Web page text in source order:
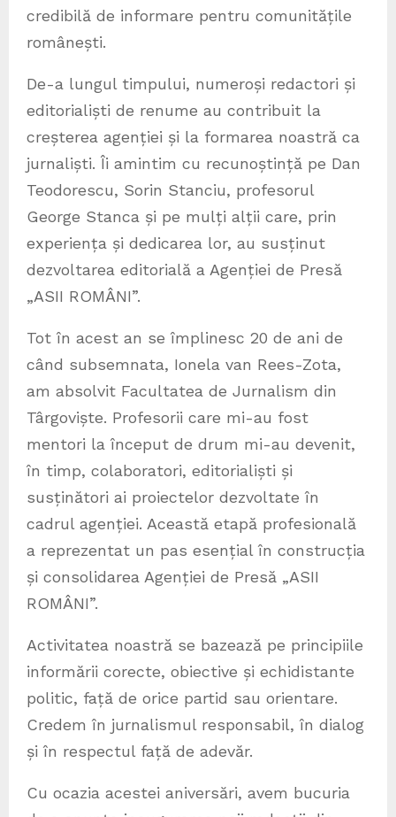
credibilă de informare pentru comunitățile
românești.
De-a lungul timpului, numeroși redactori și
editorialiști de renume au contribuit la
creșterea agenției și la formarea noastră ca
jurnaliști. Îi amintim cu recunoștință pe Dan
Teodorescu, Sorin Stanciu, profesorul
George Stanca și pe mulți alții care, prin
experiența și dedicarea lor, au susținut
dezvoltarea editorială a Agenției de Presă
„ASII ROMÂNI”.
Tot în acest an se împlinesc 20 de ani de
când subsemnata, Ionela van Rees-Zota,
am absolvit Facultatea de Jurnalism din
Târgoviște. Profesorii care mi-au fost
mentori la început de drum mi-au devenit,
în timp, colaboratori, editorialiști și
susținători ai proiectelor dezvoltate în
cadrul agenției. Această etapă profesională
a reprezentat un pas esențial în construcția
și consolidarea Agenției de Presă „ASII
ROMÂNI”.
Activitatea noastră se bazează pe principiile
informării corecte, obiective și echidistante
politic, față de orice partid sau orientare.
Credem în jurnalismul responsabil, în dialog
și în respectul față de adevăr.
Cu ocazia acestei aniversări, avem bucuria